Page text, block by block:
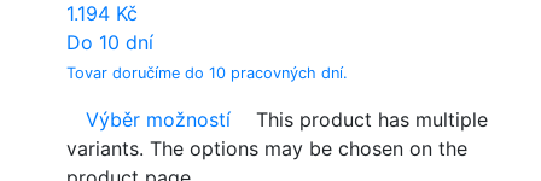
1.194 Kč
Do 10 dní
Tovar doručíme do 10 pracovných dní.
Výběr možností
This product has multiple
variants. The options may be chosen on the